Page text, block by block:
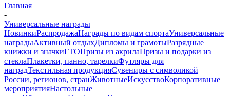
Главная
-
Универсальные награды
НовинкиРаспродажаНаграды по видам спортаУниверсальные
наградыАктивный отдыхДипломы и грамотыРазрядные
книжки и значкиГТОПризы из акрилаПризы и подарки из
стеклаПлакетки, панно, тарелкиФутляры для
наградТекстильная продукцияСувениры с символикой
России, регионов, странЖивотныеИскусствоКорпоративные
мероприятияНастольные